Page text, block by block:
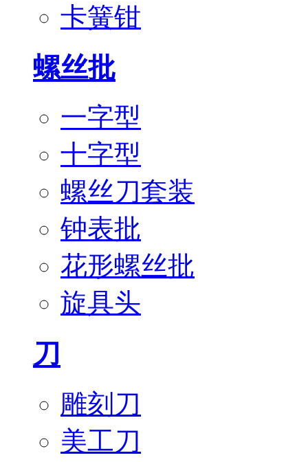
卡簧钳
螺丝批
一字型
十字型
螺丝刀套装
钟表批
花形螺丝批
旋具头
刀
雕刻刀
美工刀